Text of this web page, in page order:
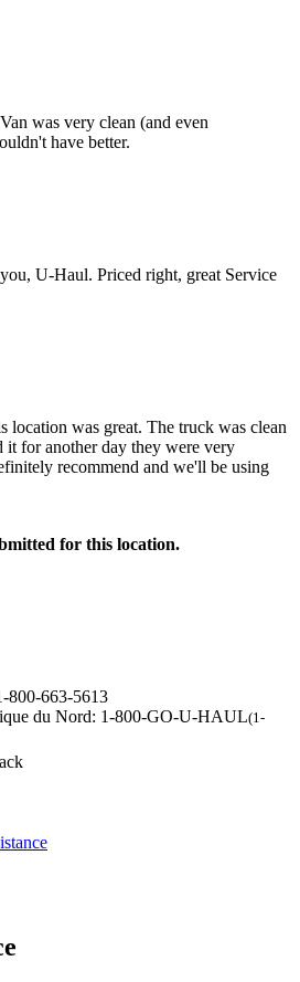
was very clean (and even
have better.
U-Haul. Priced right, great Service
location was great. The truck was clean
it for another day they were very
recommend and we'll be using
for this location.
800-663-5613
du Nord: 1-800-GO-U-HAUL(1-